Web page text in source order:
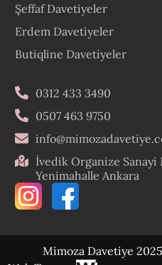
Şeffaf Davetiyeler
Erdem Davetiyeler
Butiqline Davetiyeler
0312 433 3490
0507 463 9750
İvedik Organize Sanayi
Yenimahalle Ankara
Mimoza Davetiye